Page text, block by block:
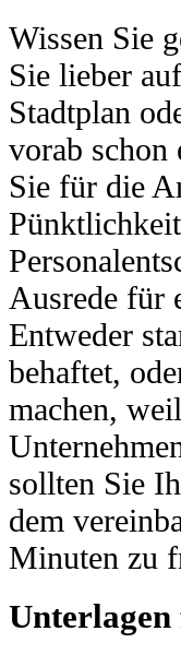
Wissen Sie
Sie lieber
Stadtplan
vorab
Sie für die
Ausrede für
Entweder
behaftet,
machen,
sollten Sie
dem
Minuten zu
Unterlagen